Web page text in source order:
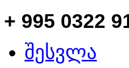
+ 995 0322
შესვლა